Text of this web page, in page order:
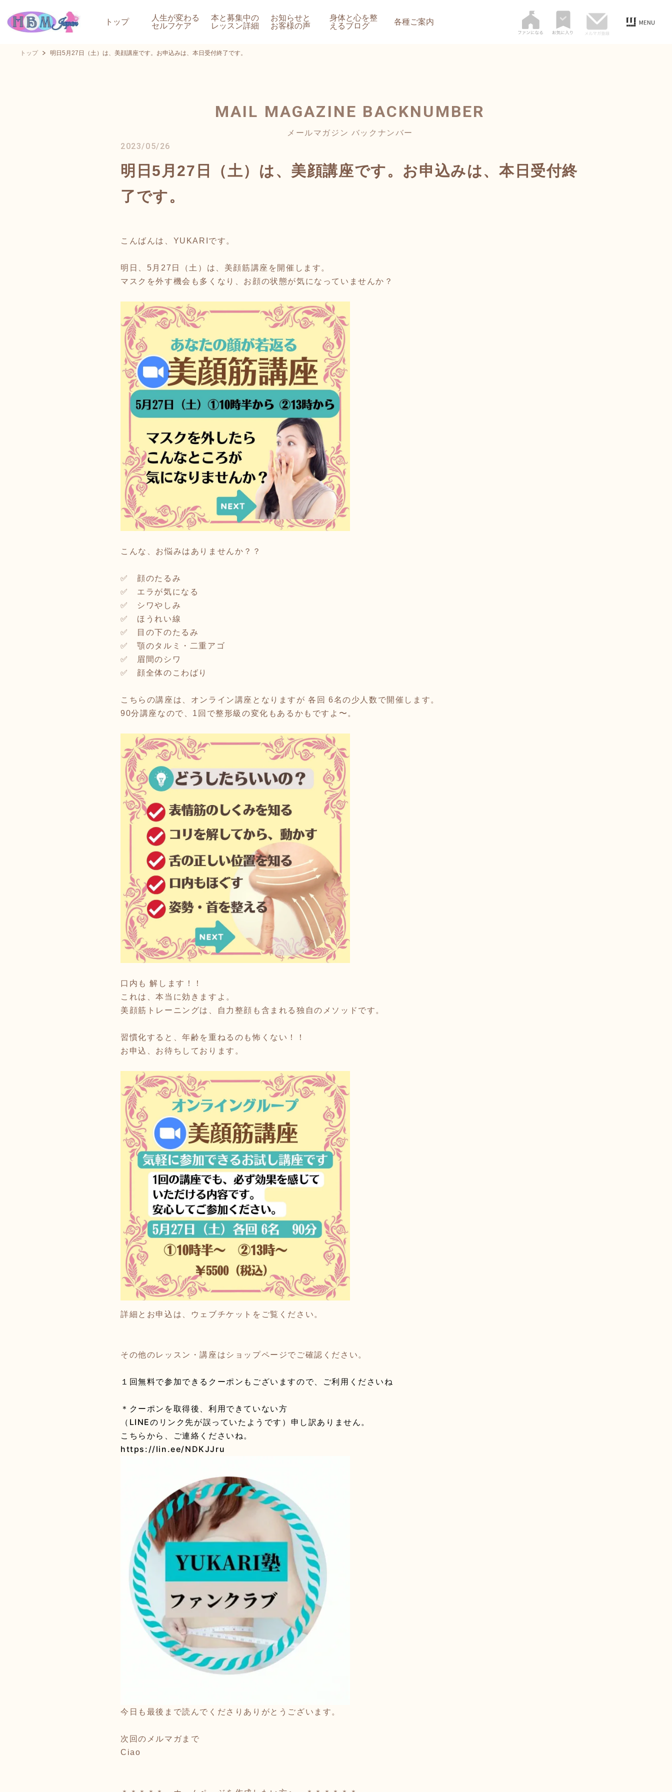
トップ
人生が変わる
セルフケア
本と募集中の
レッスン詳細
お知らせと
お客様の声
身体と心を整
えるブログ
各種ご案内
トップ 明日5月27日（土）は、美顔講座です。お申込みは、本日受付終了です。
MAIL MAGAZINE BACKNUMBER
メールマガジン バックナンバー
2023/05/26
明日5月27日（土）は、美顔講座です。お申込みは、本日受付終
了です。
こんばんは、YUKARIです。
明日、5月27日（土）は、美顔筋講座を開催します。
マスクを外す機会も多くなり、お顔の状態が気になっていませんか？
こんな、お悩みはありませんか？？
✅ 顔のたるみ
✅ エラが気になる
✅ シワやしみ
✅ ほうれい線
✅ 目の下のたるみ
✅ 顎のタルミ・二重アゴ
✅ 眉間のシワ
✅ 顔全体のこわばり
こちらの講座は、オンライン講座となりますが 各回 6名の少人数で開催します。
90分講座なので、1回で整形級の変化もあるかもですよ〜。
口内も 解します！！
これは、本当に効きますよ。
美顔筋トレーニングは、自力整顔も含まれる独自のメソッドです。
習慣化すると、年齢を重ねるのも怖くない！！
お申込、お待ちしております。
詳細とお申込は、ウェブチケットをご覧ください。
その他のレッスン・講座はショップページでご確認ください。
１回無料で参加できるクーポンもございますので、ご利用くださいね
＊クーポンを取得後、利用できていない方
（LINEのリンク先が誤っていたようです）申し訳ありません。
こちらから、ご連絡くださいね。
https://lin.ee/NDKJJru
今日も最後まで読んでくださりありがとうございます。
次回のメルマガまで
Ciao